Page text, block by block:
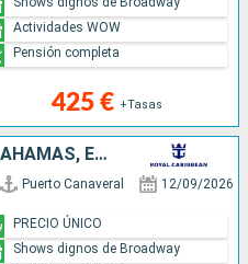
425 € +Tasas
Actividades WOW
Pensión completa
ISLAS CAIMÁN, JAMAICA, BAHAMAS, ESTADOS UNIDOS
Puerto Canaveral 12/09/2026
PRECIO ÚNICO
Shows dignos de Broadway